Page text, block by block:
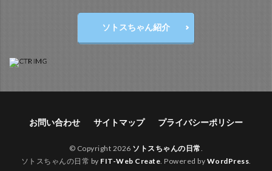
ソトスちゃん紹介
お問い合わせ サイトマップ プライバシーポリシー
© Copyright 2026 ソトスちゃんの日常
ソトスちゃんの日常 by FIT-Web Create . Powered by WordPress